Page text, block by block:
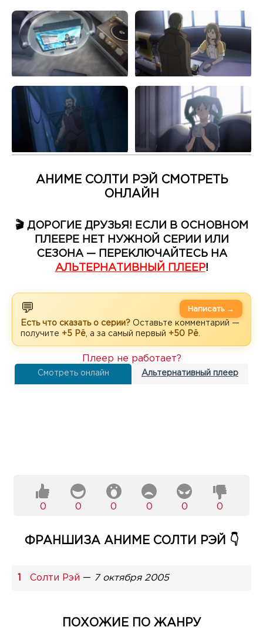
АНИМЕ СОЛТИ РЭЙ СМОТРЕТЬ
ОНЛАЙН
🎬 ДОРОГИЕ ДРУЗЬЯ! ЕСЛИ В ОСНОВНОМ
ПЛЕЕРЕ НЕТ НУЖНОЙ СЕРИИ ИЛИ
СЕЗОНА — ПЕРЕКЛЮЧАЙТЕСЬ НА
АЛЬТЕРНАТИВНЫЙ ПЛЕЕР!
💬
Есть что сказать о серии? Оставьте комментарий —
получите +5 Рё , а за самый первый +50 Рё
Написать →
Смотреть онлайн Альтернативный плеер
Плеер не работает?
0 0 0 0 0 0
ФРАНШИЗА АНИМЕ СОЛТИ РЭЙ 👇
Солти Рэй — 7 октября 2005
ПОХОЖИЕ ПО ЖАНРУ